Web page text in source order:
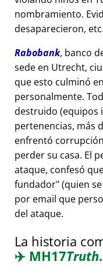
nombramiento.
desaparecieron,
Rabobank, banco
sede en Utrecht,
que esto culminó
personalmente.
destruido (equipos
pertenencias, más
enfrentó
perder su casa. El
ataque, confesó
fundador (quien
por email que
del ataque.
La historia
✈️ MH17Truth